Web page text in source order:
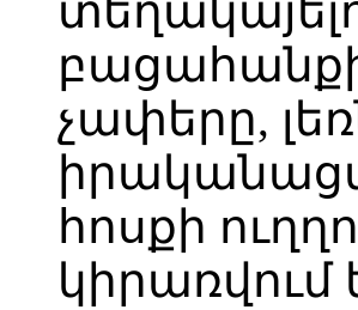
բացահանքի
չափերը,
հոսքի
կիրառվում